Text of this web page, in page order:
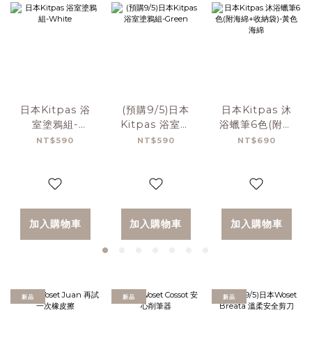
日本Kitpas 浴
室塗鴉組-
White
NT$590
加入購物車
(預購9/5)日本
Kitpas 浴室塗
鴉組-Green
NT$590
加入購物車
日本Kitpas 沐
浴蠟筆6色(附海
綿+收納袋)-黃色
NT$690
加入購物車
新品 新品 新品